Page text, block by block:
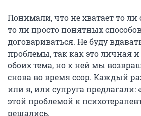
Понимали, что не хватает то ли
то ли просто понятных
договариваться. Не буду
проблемы, так как это личная
обоих тема, но к ней мы
снова во время ссор. Каждый
или я, или супруга предлагали:
этой проблемой к
решались.